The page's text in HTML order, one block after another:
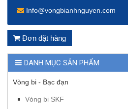
Info@vongbianhnguyen.com
Đơn đặt hàng
DANH MỤC SẢN PHẨM
Vòng bi - Bạc đạn
Vòng bi SKF